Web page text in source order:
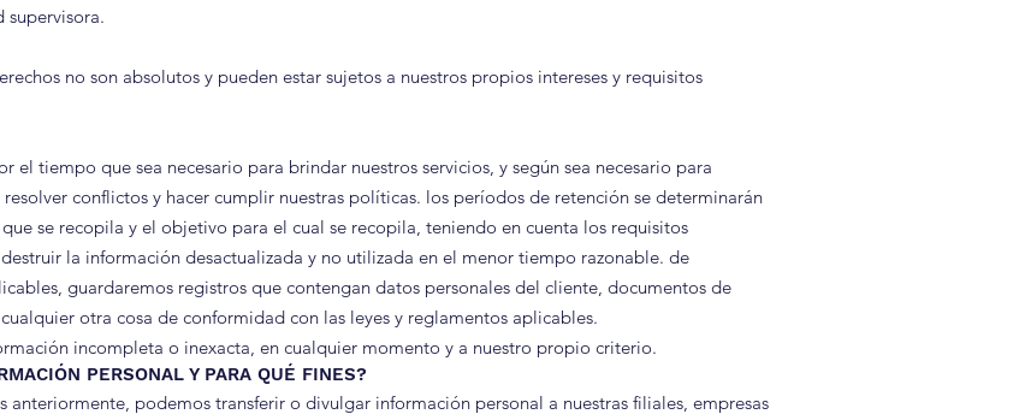
supervisora.
no son absolutos y pueden estar sujetos a nuestros propios intereses y requisitos
el tiempo que sea necesario para brindar nuestros servicios, y según sea necesario para
conflictos y hacer cumplir nuestras políticas. los períodos de retención se determinarán
se recopila y el objetivo para el cual se recopila, teniendo en cuenta los requisitos
la información desactualizada y no utilizada en el menor tiempo razonable. de
guardaremos registros que contengan datos personales del cliente, documentos de
otra cosa de conformidad con las leyes y reglamentos aplicables.
incompleta o inexacta, en cualquier momento y a nuestro propio criterio.
PERSONAL Y PARA QUÉ FINES?
anteriormente, podemos transferir o divulgar información personal a nuestras filiales, empresas